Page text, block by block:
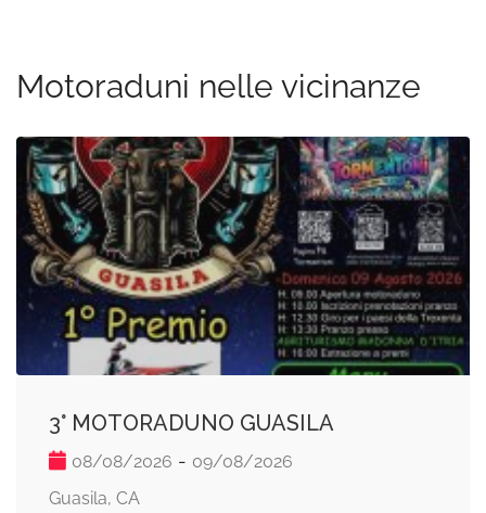
Motoraduni nelle vicinanze
3° MOTORADUNO GUASILA
08/08/2026 - 09/08/2026
Guasila, CA